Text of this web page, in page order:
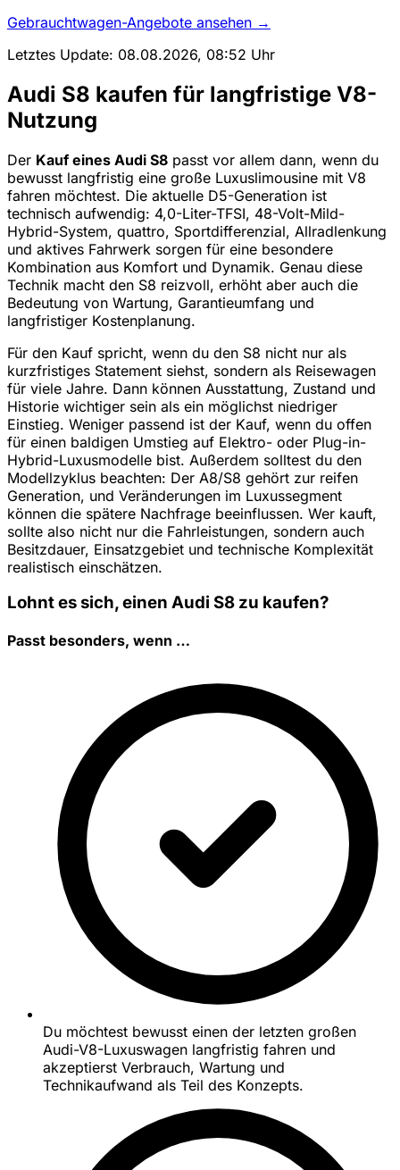
Gebrauchtwagen-Angebote ansehen →
Letztes Update: 08.08.2026, 08:52 Uhr
Audi S8 kaufen für langfristige V8-
Nutzung
Der Kauf eines Audi S8 passt vor allem dann, wenn du
bewusst langfristig eine große Luxuslimousine mit V8
fahren möchtest. Die aktuelle D5-Generation ist
technisch aufwendig: 4,0-Liter-TFSI, 48-Volt-Mild-
Hybrid-System, quattro, Sportdifferenzial, Allradlenkung
und aktives Fahrwerk sorgen für eine besondere
Kombination aus Komfort und Dynamik. Genau diese
Technik macht den S8 reizvoll, erhöht aber auch die
Bedeutung von Wartung, Garantieumfang und
langfristiger Kostenplanung.
Für den Kauf spricht, wenn du den S8 nicht nur als
kurzfristiges Statement siehst, sondern als Reisewagen
für viele Jahre. Dann können Ausstattung, Zustand und
Historie wichtiger sein als ein möglichst niedriger
Einstieg. Weniger passend ist der Kauf, wenn du offen
für einen baldigen Umstieg auf Elektro- oder Plug-in-
Hybrid-Luxusmodelle bist. Außerdem solltest du den
Modellzyklus beachten: Der A8/S8 gehört zur reifen
Generation, und Veränderungen im Luxussegment
können die spätere Nachfrage beeinflussen. Wer kauft,
sollte also nicht nur die Fahrleistungen, sondern auch
Besitzdauer, Einsatzgebiet und technische Komplexität
realistisch einschätzen.
Lohnt es sich, einen Audi S8 zu kaufen?
Passt besonders, wenn …
Du möchtest bewusst einen der letzten großen
Audi-V8-Luxuswagen langfristig fahren und
akzeptierst Verbrauch, Wartung und
Technikaufwand als Teil des Konzepts.